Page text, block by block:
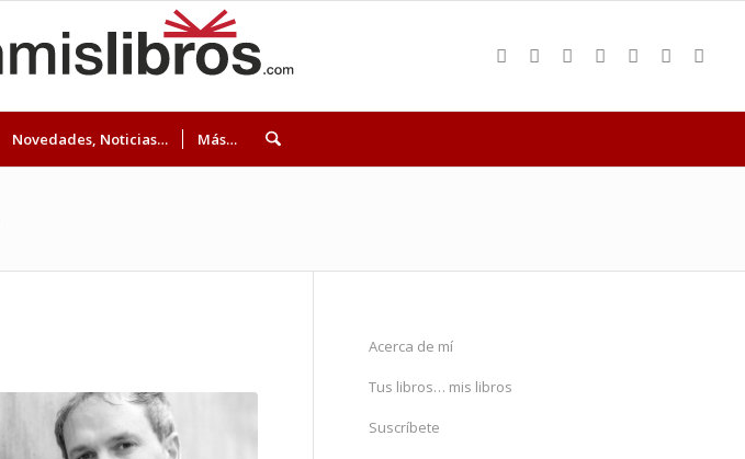
Novedades, Noticias… Más…
Acerca de mí
Tus libros… mis libros
Suscríbete